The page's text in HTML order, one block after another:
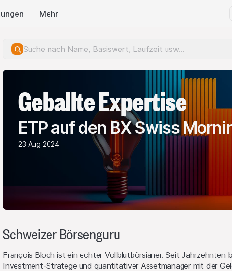
Mehr
Geballte Expertise
ETP auf den BX Swiss
23 Aug 2024
Schweizer Börsenguru
François Bloch ist ein echter Vollblutbörsianer. Seit Jahrzehnten
Investment-Stratege und quantitativer Assetmanager mit der